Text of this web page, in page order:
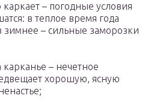
– погодные условия
в теплое время года
зимнее – сильные заморозки
– нечетное
хорошую, ясную